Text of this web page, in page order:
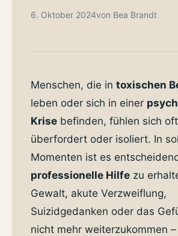
6. Oktober 2024von Bea Brandt
Menschen, die in toxischen
leben oder sich in einer
Krise befinden, fühlen sich
überfordert oder isoliert. In
Momenten ist es
professionelle Hilfe zu
Gewalt, akute Verzweiflung,
Suizidgedanken oder das
nicht mehr weiterzukommen –